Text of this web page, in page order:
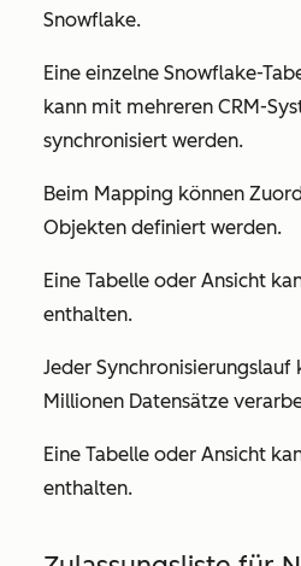
Snowflake.
Eine einzelne Snowflake-
kann mit mehreren CRM-
synchronisiert werden.
Beim Mapping können
Objekten definiert werden.
Eine Tabelle oder Ansicht
enthalten.
Jeder Synchronisierungslauf
Millionen Datensätze
Eine Tabelle oder Ansicht
enthalten.